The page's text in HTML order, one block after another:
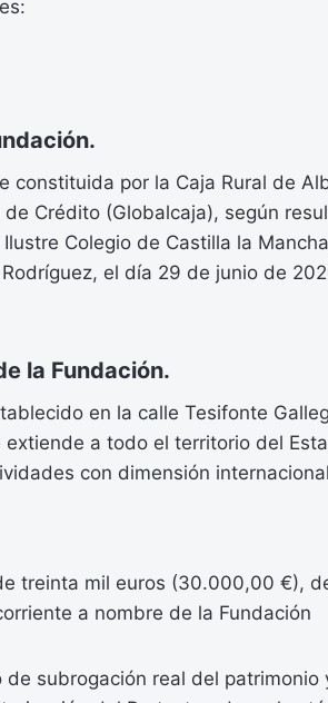
constituida por la Caja Rural de
Crédito (Globalcaja), según
Colegio de Castilla la
el día 29 de junio de
la Fundación.
en la calle Tesifonte
a todo el territorio del
con dimensión
treinta mil euros (30.000,00 €),
a nombre de la Fundación
subrogación real del patrimonio